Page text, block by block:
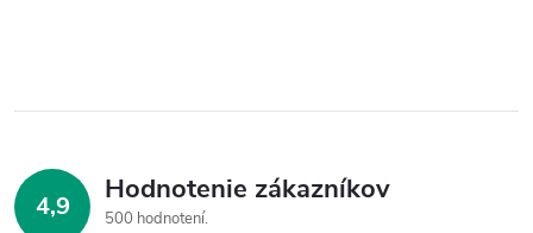
4,9 Hodnotenie zákazníkov
500 hodnotení